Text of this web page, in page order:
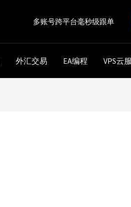
多账号跨平台毫秒级跟单
外汇交易 EA编程 VPS云